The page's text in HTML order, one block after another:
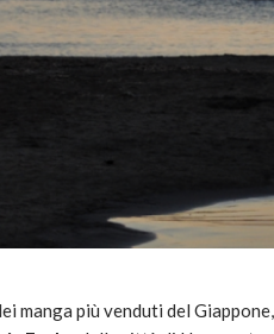
manga più venduti del